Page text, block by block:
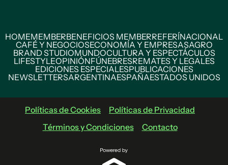
HOMEMEMBERBENEFICIOS MEMBERREFERÍNACIONAL
CAFÉ Y NEGOCIOSECONOMÍA Y EMPRESASAGRO
BRAND STUDIOMUNDOCULTURA Y ESPECTÁCULOS
LIFESTYLEOPINIÓNFÚNEBRESREMATES Y LEGALES
EDICIONES ESPECIALESPUBLICACIONES
NEWSLETTERSARGENTINAESPAÑAESTADOS UNIDOS
Políticas de Cookies
Políticas de Privacidad
Términos y Condiciones
Contacto